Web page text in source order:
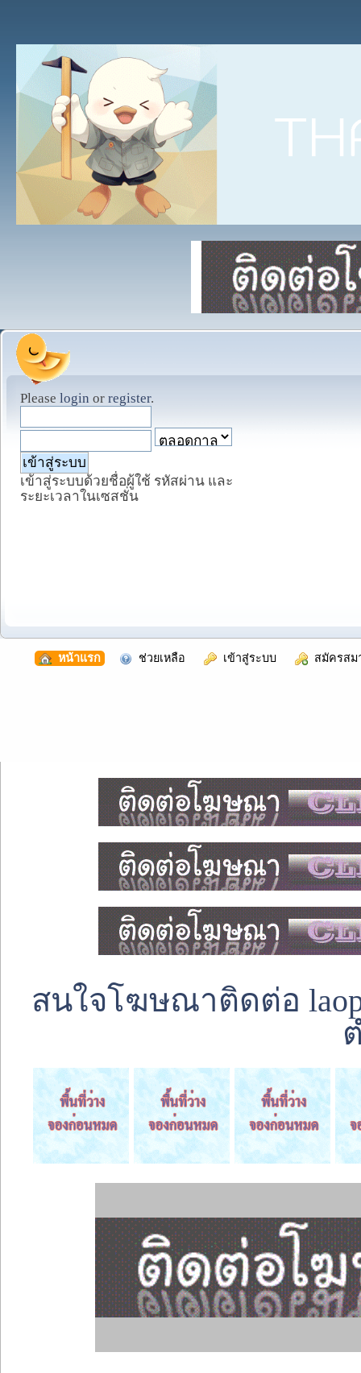
Please login or register.
เข้าสู่ระบบด้วยชื่อผู้ใช้ รหัสผ่าน และ
ระยะเวลาในเซสชั่น
หน้าแรก ช่วยเหลือ เข้าสู่ระบบ สมัครสม
สนใจโฆษณาติดต่อ